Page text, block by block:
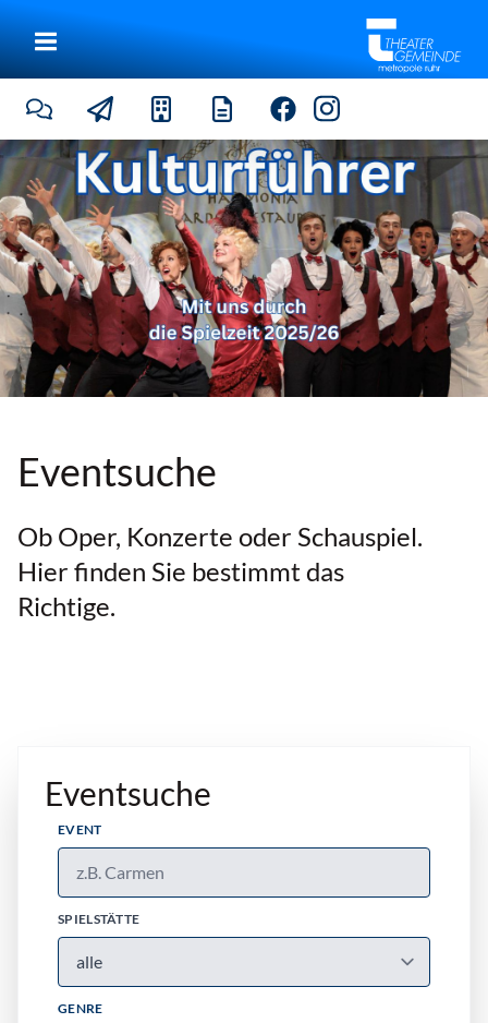
|
Eventsuche
Ob Oper, Konzerte oder Schauspiel.
Hier finden Sie bestimmt das
Richtige.
Eventsuche
EVENT
SPIELSTÄTTE
GENRE